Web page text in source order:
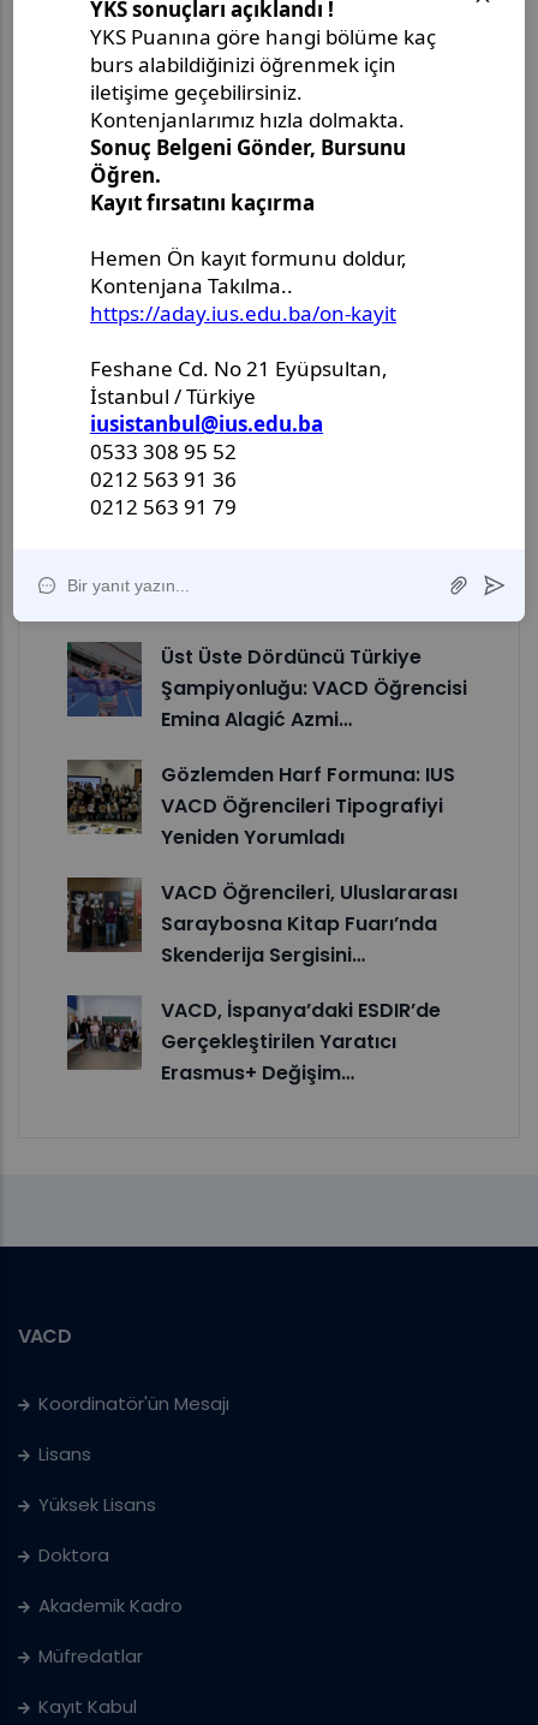
Editoryal…
Roma'dan Nürnberg'e: IUS
Öğrencisi Ada Avdagić,
Uluslararası…
Geleceğini Şekillendirmek
Amacıyla Ortak…
VACD, Yaratıcı Kariyerlere
İlham Veren Söyleşiyle Alumni
Talks Etkinliklerini…
Yrd. Doç. Nejira Mulahmetović,
Disiplinlerarası Araştırmalar
Konulu…
Üst Üste Dördüncü Türkiye
Şampiyonluğu: VACD Öğrencisi
Emina Alagić Azmi…
Gözlemden Harf Formuna: IUS
VACD Öğrencileri Tipografiyi
Yeniden Yorumladı
VACD Öğrencileri, Uluslararası
Saraybosna Kitap Fuarı’nda
Skenderija Sergisini…
VACD, İspanya’daki ESDIR’de
Gerçekleştirilen Yaratıcı
Erasmus+ Değişim…
VACD
Koordinatör'ün Mesajı
Lisans
Yüksek Lisans
Doktora
Akademik Kadro
Müfredatlar
Kayıt Kabul